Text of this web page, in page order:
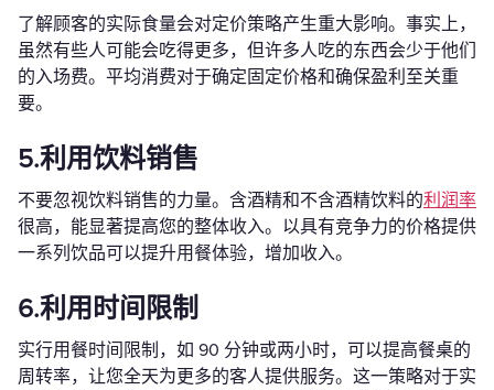
了解顾客的实际食量会对定价策略产生重大影响。事实上，
虽然有些人可能会吃得更多，但许多人吃的东西会少于他们
的入场费。平均消费对于确定固定价格和确保盈利至关重
要。
5.利用饮料销售
不要忽视饮料销售的力量。含酒精和不含酒精饮料的利润率
很高，能显著提高您的整体收入。以具有竞争力的价格提供
一系列饮品可以提升用餐体验，增加收入。
6.利用时间限制
实行用餐时间限制，如 90 分钟或两小时，可以提高餐桌的
周转率，让您全天为更多的客人提供服务。这一策略对于实